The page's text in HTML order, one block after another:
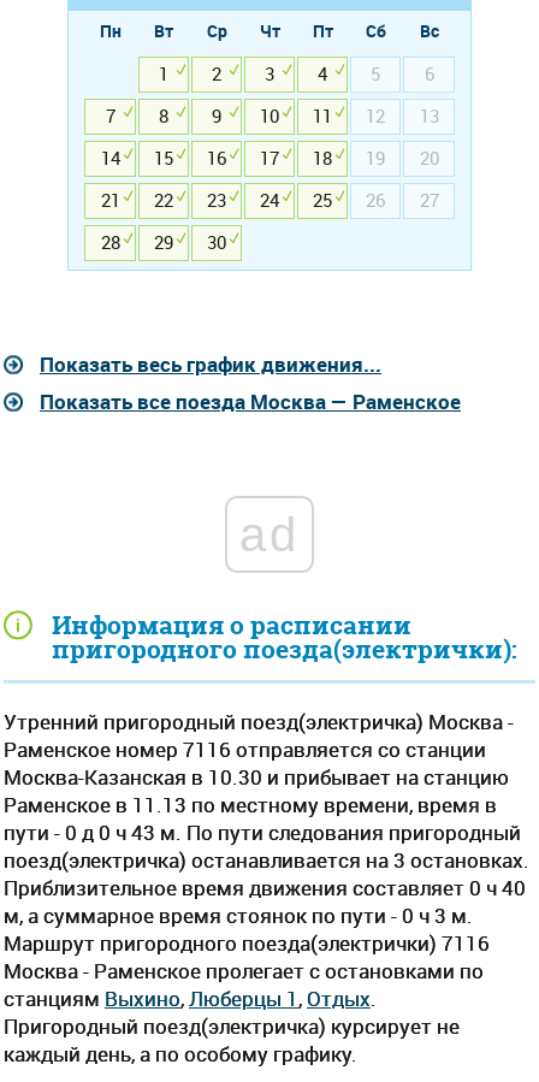
Информация о расписании
пригородного поезда(электрички):
Утренний пригородный поезд(электричка) Москва -
Раменское номер 7116 отправляется со станции
Москва-Казанская в 10.30 и прибывает на станцию
Раменское в 11.13 по местному времени, время в
пути - 0 д 0 ч 43 м. По пути следования пригородный
поезд(электричка) останавливается на 3 остановках.
Приблизительное время движения составляет 0 ч 40
м, а суммарное время стоянок по пути - 0 ч 3 м.
Маршрут пригородного поезда(электрички) 7116
Москва - Раменское пролегает c остановками по
станциям Выхино, Люберцы 1 ,Отдых
Пригородный поезд(электричка) курсирует не
каждый день, а по особому графику.
Пн Вт Ср Чт Пт Сб
Вс
1
2 3 4 5
6
7
8 9 10 11 12
13
14
15 16 17 18 19
20
21
22 23 24 25 26
27
28
29 30
Показать весь график движения...
Показать все поезда Москва — Раменское
ad